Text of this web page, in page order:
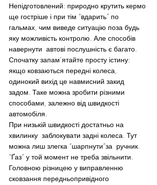
Непідготовлений: природно крутить кермо
ще гостріше і при тім “вдарить” по
гальмах, чим виведе ситуацію поза будь
яку можливість контролю. Але способів
навернути  автові послушність є багато.
Спочатку запам’ятайте просту істину:
якщо ковзаються передні колеса,
одинокий вихід це навмисний закид
задом. Таке можна зробити різними
способами, залежно від швидкості
автомобіля.
При низькій швидкості достатньо на
хвилинку  заблокувати задні колеса. Тут
можна лиш злегка “шарпнути”за  ручник.
“Ґаз” у той момент не треба звільнити.
Головною різницею у виправленню
сковзання передньопривідного